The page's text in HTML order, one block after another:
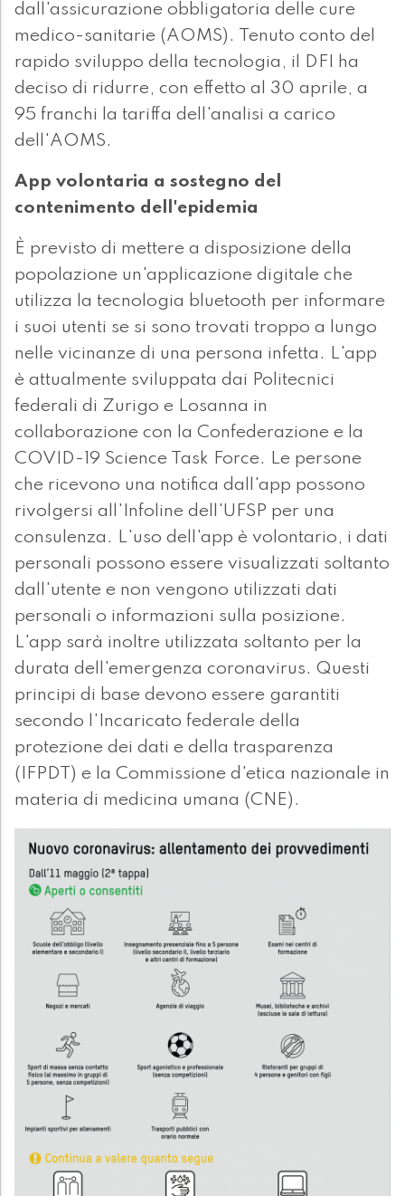
dall'assicurazione obbligatoria delle cure
medico-sanitarie (AOMS). Tenuto conto del
rapido sviluppo della tecnologia, il DFI ha
deciso di ridurre, con effetto al 30 aprile, a
95 franchi la tariffa dell'analisi a carico
dell'AOMS.
App volontaria a sostegno del
contenimento dell'epidemia
È previsto di mettere a disposizione della
popolazione un'applicazione digitale che
utilizza la tecnologia bluetooth per informare
i suoi utenti se si sono trovati troppo a lungo
nelle vicinanze di una persona infetta. L'app
è attualmente sviluppata dai Politecnici
federali di Zurigo e Losanna in
collaborazione con la Confederazione e la
COVID-19 Science Task Force. Le persone
che ricevono una notifica dall'app possono
rivolgersi all'Infoline dell'UFSP per una
consulenza. L'uso dell'app è volontario, i dati
personali possono essere visualizzati soltanto
dall'utente e non vengono utilizzati dati
personali o informazioni sulla posizione.
L'app sarà inoltre utilizzata soltanto per la
durata dell'emergenza coronavirus. Questi
principi di base devono essere garantiti
secondo l'Incaricato federale della
protezione dei dati e della trasparenza
(IFPDT) e la Commissione d'etica nazionale in
materia di medicina umana (CNE).